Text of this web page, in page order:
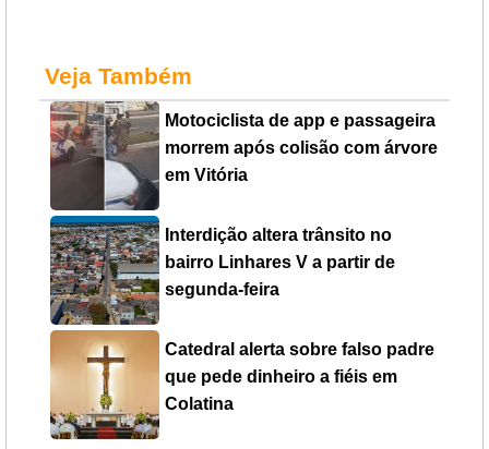
Veja Também
Motociclista de app e passageira
morrem após colisão com árvore
em Vitória
Interdição altera trânsito no
bairro Linhares V a partir de
segunda-feira
Catedral alerta sobre falso padre
que pede dinheiro a fiéis em
Colatina